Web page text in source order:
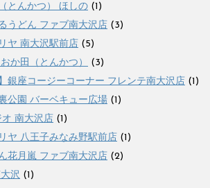
とんかつ） ほしの (1)
うどん ファブ南大沢店 (3)
ヤ 南大沢駅前店 (5)
か田（とんかつ）
(3)
】銀座コージーコーナー フレンテ南大沢店 (1)
公園 バーベキュー広場 (1)
オ 南大沢店 (1)
ヤ 八王子みなみ野駅前店 (1)
花月嵐 ファブ南大沢店 (2)
沢 (1)